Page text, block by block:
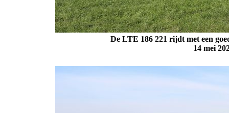
De LTE 186 221 rijdt met een
14 mei